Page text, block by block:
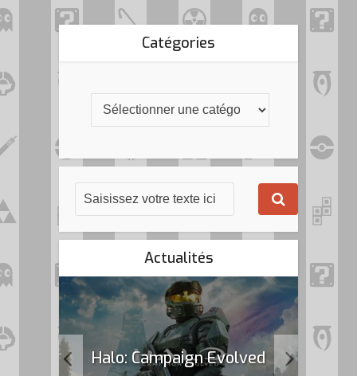
Catégories
Actualités
Halo: Campaign Evolved